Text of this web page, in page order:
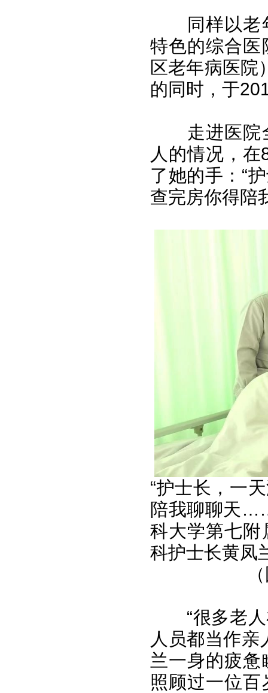
同样以
特色的综合医
区老年病医院
的同时，于
走进医院
人的情况，
了她的手：“
查完房你得
“护士长，一
陪我聊聊天
科大学第七附
科护士长黄凤
“很多老
人员都当作亲
兰一身的疲
照顾过一位